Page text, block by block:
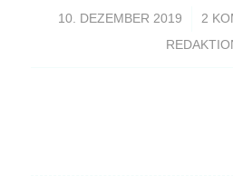
10. DEZEMBER 2019
/ 2